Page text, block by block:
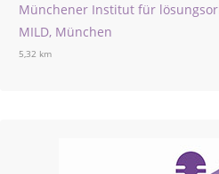
Münchener Institut für
MILD, München
5,32 km